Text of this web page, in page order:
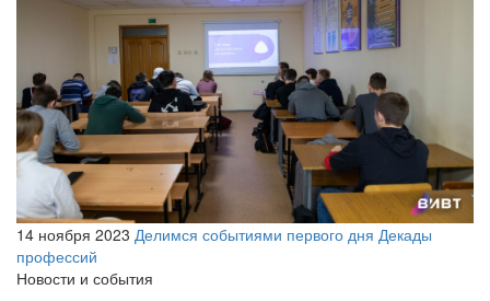
14 ноября 2023 Делимся событиями первого дня Декады
профессий
Новости и события